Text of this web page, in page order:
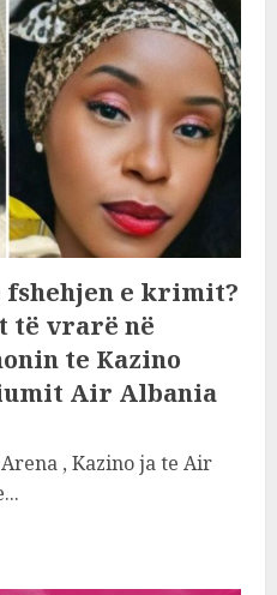
e krimit?
të vrarë në
te Kazino
Air Albania
, Kazino ja te Air